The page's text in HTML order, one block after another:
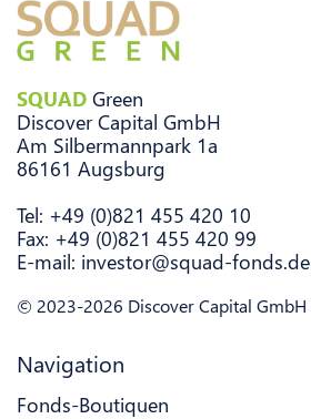
SQUAD Green
Discover Capital GmbH
Am Silbermannpark 1a
86161 Augsburg
Tel: +49 (0)821 455 420 10
Fax: +49 (0)821 455 420 99
E-mail: investor@squad-fonds.de
© 2023-2026 Discover Capital GmbH
Navigation
Fonds-Boutiquen